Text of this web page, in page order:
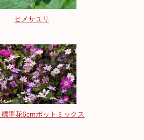
ヒメサユリ
標準花6cmポットミックス